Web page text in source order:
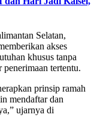
Selatan,
akses
khusus tanpa
penerimaan tertentu.
prinsip ramah
mendaftar dan
ujarnya di